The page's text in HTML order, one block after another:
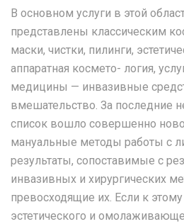
В основном услуги в этой
представлены классическим
маски, чистки, пилинги,
аппаратная космето- логия,
медицины — инвазивные
вмешательство. За последние
список вошло совершенно
мануальные методы работы с
результаты, сопоставимые с
инвазивных и хирургических
превосходящие их. Если к
эстетического и